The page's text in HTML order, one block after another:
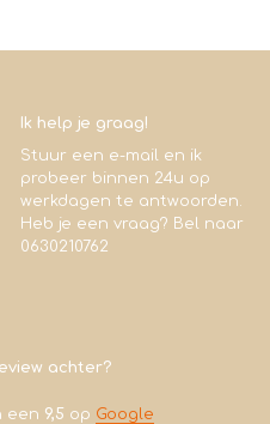
Ik help je graag!
Stuur een e-mail en ik
probeer binnen 24u op
werkdagen te antwoorden.
Heb je een vraag? Bel naar
0630210762
achter?
een 9,5 op Google